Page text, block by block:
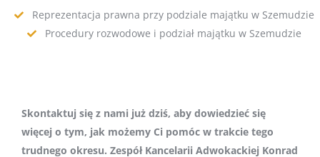
Reprezentacja prawna przy podziale majątku w Szemudzie
Procedury rozwodowe i podział majątku w Szemudzie
Skontaktuj się z nami już dziś, aby dowiedzieć się
więcej o tym, jak możemy Ci pomóc w trakcie tego
trudnego okresu. Zespół Kancelarii Adwokackiej Konrad